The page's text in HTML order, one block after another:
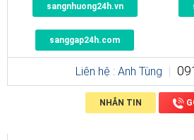
sangnhuong24h.vn
sanggap24h.com
Liên hệ : Anh Tùng
NHẮN TIN